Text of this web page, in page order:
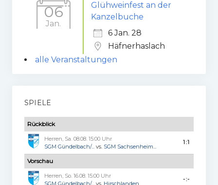
06
Jan.
Glühweinfest an der
Kanzelbuche
6 Jan. 28
Häfnerhaslach
alle Veranstaltungen
SPIELE
Rückblick
Herren, Sa. 08.08. 15:00 Uhr
SGM Gündelbach/...vs. SGM Sachsenheim...
1:1
Vorschau
Herren, So. 16.08. 15:00 Uhr
-:-